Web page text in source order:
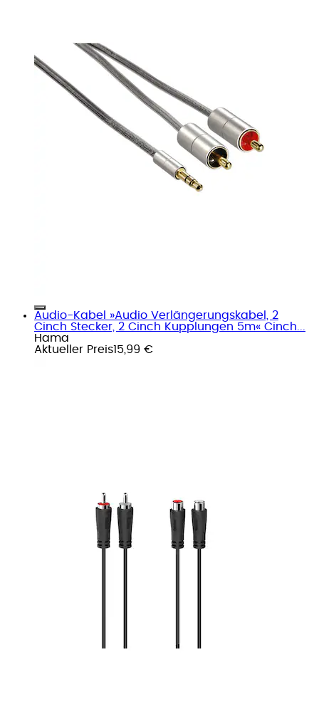
Audio-Kabel »Audio Verlängerungskabel, 2
Cinch Stecker, 2 Cinch Kupplungen 5m« Cinch...
Hama
Aktueller Preis15,99 €